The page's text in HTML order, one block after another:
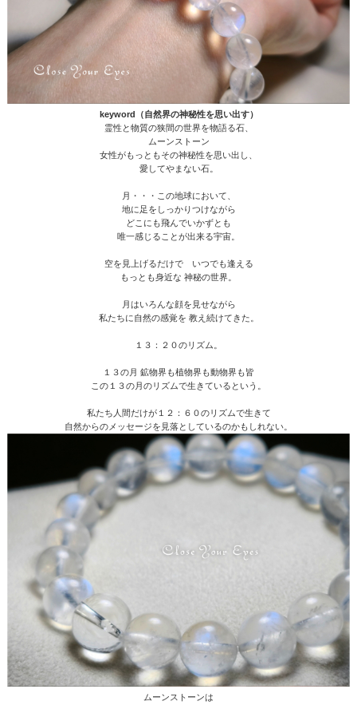
keyword（自然界の神秘性を思い出す）
霊性と物質の狭間の世界を物語る石、
ムーンストーン
女性がもっともその神秘性を思い出し、
愛してやまない石。
月・・・この地球において、
地に足をしっかりつけながら
どこにも飛んでいかずとも
唯一感じることが出来る宇宙。
空を見上げるだけで いつでも逢える
もっとも身近な 神秘の世界。
月はいろんな顔を見せながら
私たちに自然の感覚を 教え続けてきた。
１３：２０のリズム。
１３の月 鉱物界も植物界も動物界も皆
この１３の月のリズムで生きているという。
私たち人間だけが１２：６０のリズムで生きて
自然からのメッセージを見落としているのかもしれない。
ムーンストーンは